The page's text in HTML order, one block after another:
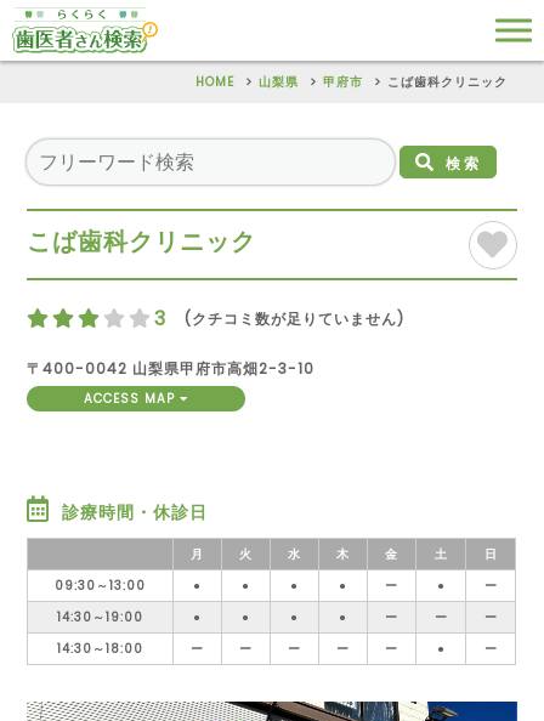
HOME 山梨県 甲府市 こば歯科クリニック
検索
こば歯科クリニック
3 (クチコミ数が足りていません)
〒400-0042 山梨県甲府市高畑2-3-10
ACCESS MAP
診療時間・休診日
月 火 水 木 金 土
日
09:30～13:00
● ● ● ● ー ●
ー
14:30～19:00
● ● ● ● ー ー
ー
14:30～18:00
ー ー ー ー ー ● ー